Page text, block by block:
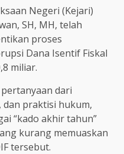
Negeri (Kejari)
SH, MH, telah
proses
Dana Isentif Fiskal
miliar.
dari
dan praktisi hukum,
“kado akhir tahun”
kurang memuaskan
tersebut.